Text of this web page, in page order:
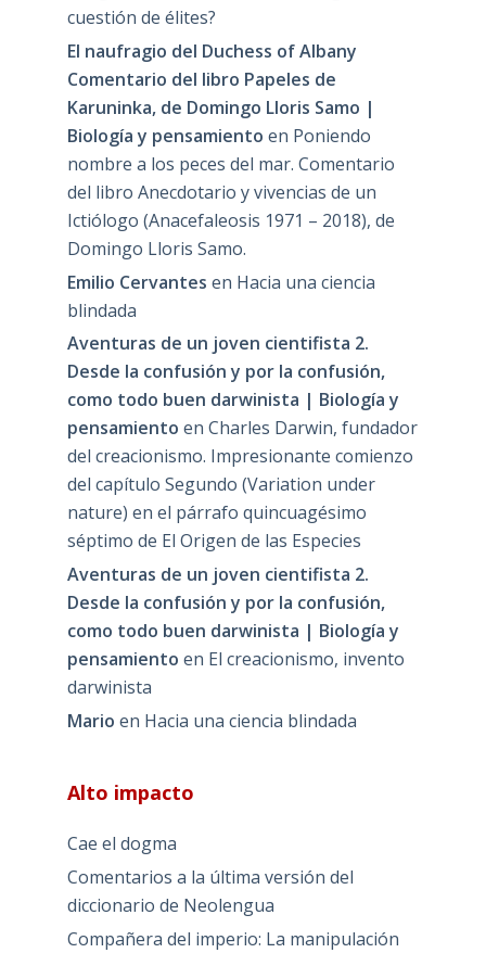
cuestión de élites?
El naufragio del Duchess of Albany
Comentario del libro Papeles de
Karuninka, de Domingo Lloris Samo |
Biología y pensamiento en Poniendo
nombre a los peces del mar. Comentario
del libro Anecdotario y vivencias de un
Ictiólogo (Anacefaleosis 1971 – 2018), de
Domingo Lloris Samo.
Emilio Cervantes en Hacia una ciencia
blindada
Aventuras de un joven cientifista 2.
Desde la confusión y por la confusión,
como todo buen darwinista | Biología y
pensamiento en Charles Darwin, fundador
del creacionismo. Impresionante comienzo
del capítulo Segundo (Variation under
nature) en el párrafo quincuagésimo
séptimo de El Origen de las Especies
Aventuras de un joven cientifista 2.
Desde la confusión y por la confusión,
como todo buen darwinista | Biología y
pensamiento en El creacionismo, invento
darwinista
Mario en Hacia una ciencia blindada
Alto impacto
Cae el dogma
Comentarios a la última versión del
diccionario de Neolengua
Compañera del imperio: La manipulación